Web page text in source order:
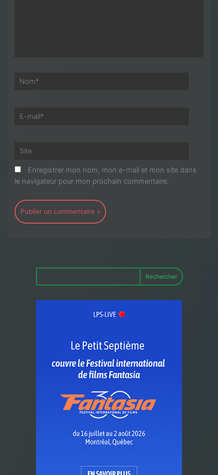
Nom*
E-
Site
Enregistrer mon nom, mon e-mail et mon site dans
le navigateur pour mon prochain commentaire.
Rechercher